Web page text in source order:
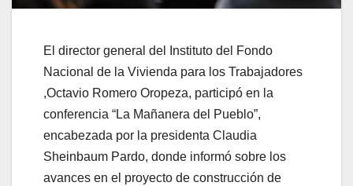
El director general del Instituto del Fondo
Nacional de la Vivienda para los Trabajadores
,Octavio Romero Oropeza, participó en la
conferencia “La Mañanera del Pueblo”,
encabezada por la presidenta Claudia
Sheinbaum Pardo, donde informó sobre los
avances en el proyecto de construcción de